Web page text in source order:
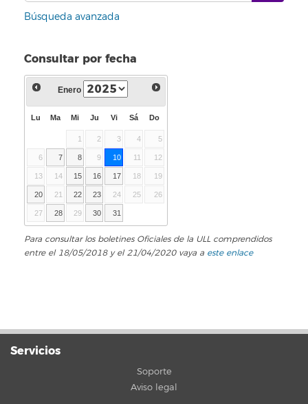
Búsqueda avanzada
Consultar por fecha
Enero
Lu Ma Mi Ju Vi Sá Do
1 2 3 4 5
6 7 8 9 10 11 12
13 14 15 16 17 18 19
20 21 22 23 24 25 26
27 28 29 30 31
Para consultar los boletines Oficiales de la ULL comprendidos
entre el 18/05/2018 y el 21/04/2020 vaya a este enlace
Servicios
Soporte
Aviso legal